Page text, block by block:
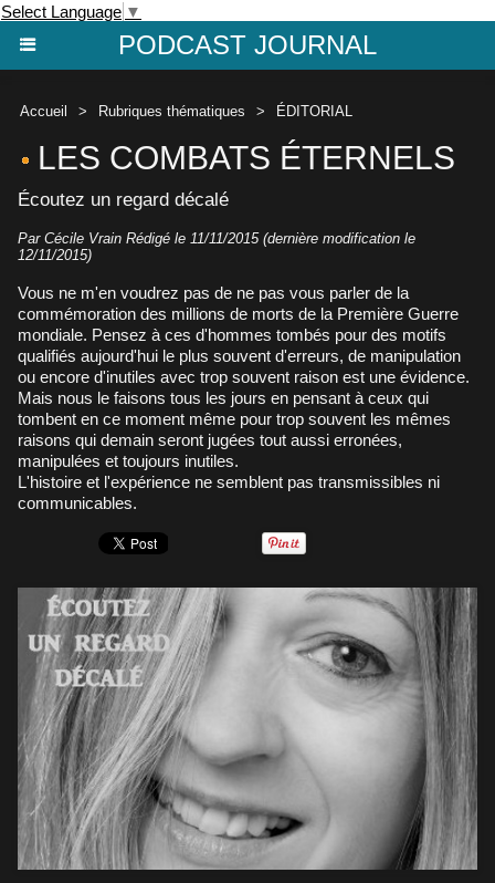
Select Language ▼
PODCAST JOURNAL
Accueil > Rubriques thématiques > ÉDITORIAL
LES COMBATS ÉTERNELS
Écoutez un regard décalé
Par Cécile Vrain Rédigé le 11/11/2015 (dernière modification le
12/11/2015)
Vous ne m'en voudrez pas de ne pas vous parler de la
commémoration des millions de morts de la Première Guerre
mondiale. Pensez à ces d'hommes tombés pour des motifs
qualifiés aujourd'hui le plus souvent d'erreurs, de manipulation
ou encore d'inutiles avec trop souvent raison est une évidence.
Mais nous le faisons tous les jours en pensant à ceux qui
tombent en ce moment même pour trop souvent les mêmes
raisons qui demain seront jugées tout aussi erronées,
manipulées et toujours inutiles.
L'histoire et l'expérience ne semblent pas transmissibles ni
communicables.